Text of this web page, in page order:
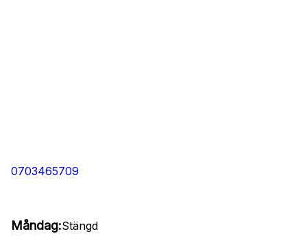
0703465709
Måndag:Stängd